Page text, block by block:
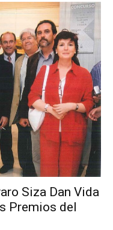
Siza Dan Vida
Premios del